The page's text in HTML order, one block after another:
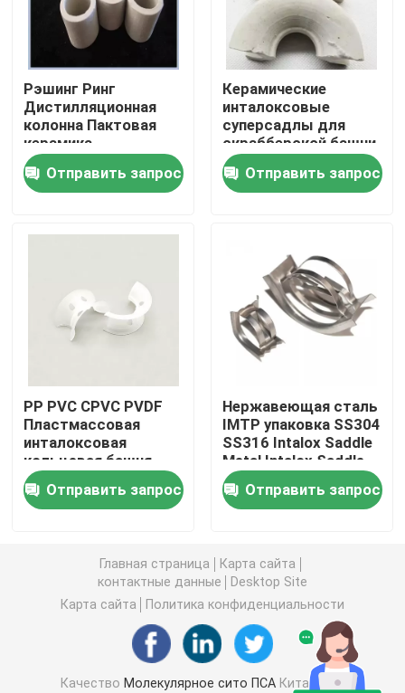
Контроль качества
Свяжитесь с нами
Запросите цитату
Молекулярный сито зеолит
углекислый литий
Активированный глинозем
Случайная упаковка колонки
структурированная башенная упаковка
Лабораторная упаковка
internals перегонной колонны
Шарик глинозема керамический
Рэшинг Ринг
Дистилляционная
колонна Пактовая
керамика
Отправить запрос
Керамические
инталоксовые
суперсадлы для
скрабберской башни
Отправить запрос
PP PVC CPVC PVDF
Пластмассовая
инталоксовая
кольцевая башня
Отправить запрос
Нержавеющая сталь
IMTP упаковка SS304
SS316 Intalox Saddle
Metal Intalox Saddle
Отправить запрос
Главная страница
Карта сайта
контактные данные
Desktop Site
Карта сайта
Политика конфиденциальности
Качество Молекулярное сито ПСАКитайская